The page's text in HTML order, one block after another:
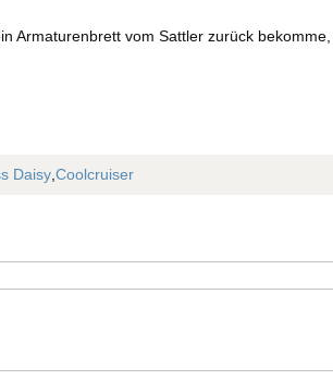
Armaturenbrett vom Sattler zurück
Daisy, Coolcruiser